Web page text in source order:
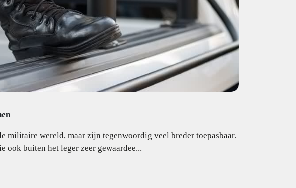
militaire wereld, maar zijn tegenwoordig veel breder toepasbaar.
ook buiten het leger zeer gewaardee...